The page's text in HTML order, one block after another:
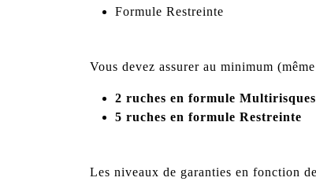
Formule Restreinte
Vous devez assurer au minimum
2 ruches en formule Multirisques
5 ruches en formule Restreinte
Les niveaux de garanties en fonction